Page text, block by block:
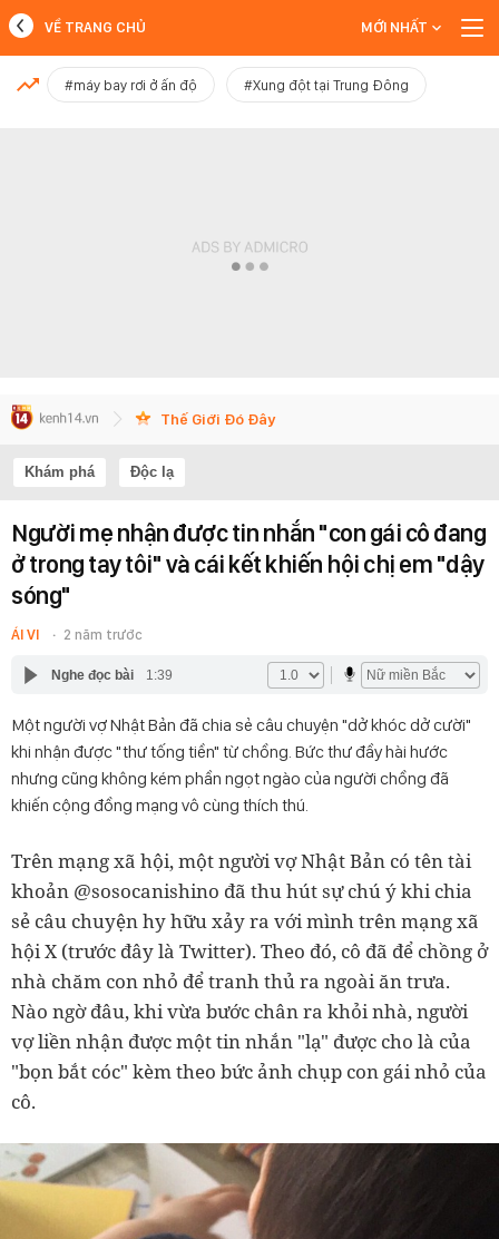
MỚI NHẤT
VỀ TRANG CHỦ MỚI NHẤT
#máy bay rơi ở ấn độ #Xung đột tại Trung Đông
Thế Giới Đó Đây
Khám phá Độc lạ
Người mẹ nhận được tin nhắn "con gái cô đang
ở trong tay tôi" và cái kết khiến hội chị em "dậy
sóng"
ÁI VI 2 năm trước
Nghe đọc bài 1:39
Một người vợ Nhật Bản đã chia sẻ câu chuyện "dở khóc dở cười"
khi nhận được "thư tống tiền" từ chồng. Bức thư đầy hài hước
nhưng cũng không kém phần ngọt ngào của người chồng đã
khiến cộng đồng mạng vô cùng thích thú.
Trên mạng xã hội, một người vợ Nhật Bản có tên tài
khoản @sosocanishino đã thu hút sự chú ý khi chia
sẻ câu chuyện hy hữu xảy ra với mình trên mạng xã
hội X (trước đây là Twitter). Theo đó, cô đã để chồng ở
nhà chăm con nhỏ để tranh thủ ra ngoài ăn trưa.
Nào ngờ đâu, khi vừa bước chân ra khỏi nhà, người
vợ liền nhận được một tin nhắn "lạ" được cho là của
"bọn bắt cóc" kèm theo bức ảnh chụp con gái nhỏ của
cô.